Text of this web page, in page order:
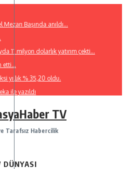
Başında anıldı…
11 milyon dolarlık yatırım çekti…
etti…
yıllık % 35,20 oldu.
ile yazıldı
TV
Tarafsız Habercilik
DÜNYASI